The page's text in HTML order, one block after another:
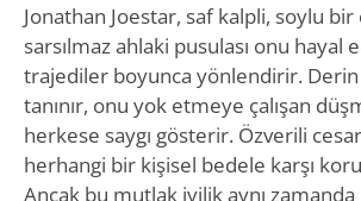
Jonathan Joestar, saf kalpli, soylu
sarsılmaz ahlaki pusulası onu hayal
trajediler boyunca yönlendirir.
tanınır, onu yok etmeye çalışan
herkese saygı gösterir. Özverili
herhangi bir kişisel bedele karşı
Ancak bu mutlak iyilik aynı